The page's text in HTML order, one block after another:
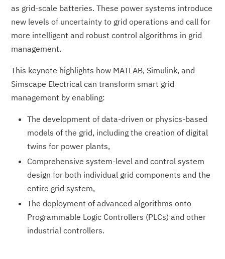
as grid-scale batteries. These power systems introduce
new levels of uncertainty to grid operations and call for
more intelligent and robust control algorithms in grid
management.
This keynote highlights how MATLAB, Simulink, and
Simscape Electrical can transform smart grid
management by enabling:
The development of data-driven or physics-based
models of the grid, including the creation of digital
twins for power plants,
Comprehensive system-level and control system
design for both individual grid components and the
entire grid system,
The deployment of advanced algorithms onto
Programmable Logic Controllers (PLCs) and other
industrial controllers.